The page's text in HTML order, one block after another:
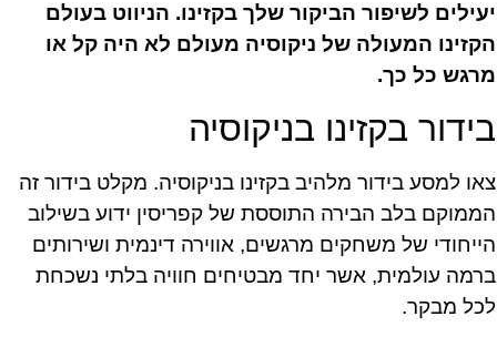
יעילים לשיפור הביקור שלך בקזינו. הניווט בעולם
הקזינו המעולה של ניקוסיה מעולם לא היה קל או
מרגש כל כך.
בידור בקזינו בניקוסיה
צאו למסע בידור מלהיב בקזינו בניקוסיה. מקלט בידור זה
הממוקם בלב הבירה התוססת של קפריסין ידוע בשילוב
הייחודי של משחקים מרגשים, אווירה דינמית ושירותים
ברמה עולמית, אשר יחד מבטיחים חוויה בלתי נשכחת
לכל מבקר.